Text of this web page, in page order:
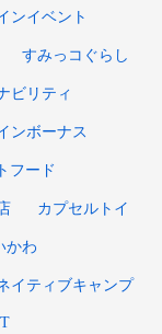
ンイベント
すみっコぐらし
ビリティ
ンボーナス
フード
カプセルトイ
かわ
イティブキャンプ